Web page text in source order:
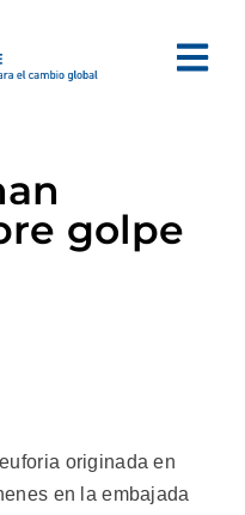
golpe
originada en
en la embajada